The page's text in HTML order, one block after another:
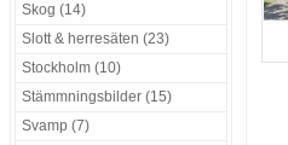
Skog (14)
Slott & herresäten (23)
Stockholm (10)
Stämmningsbilder (15)
Svamp (7)